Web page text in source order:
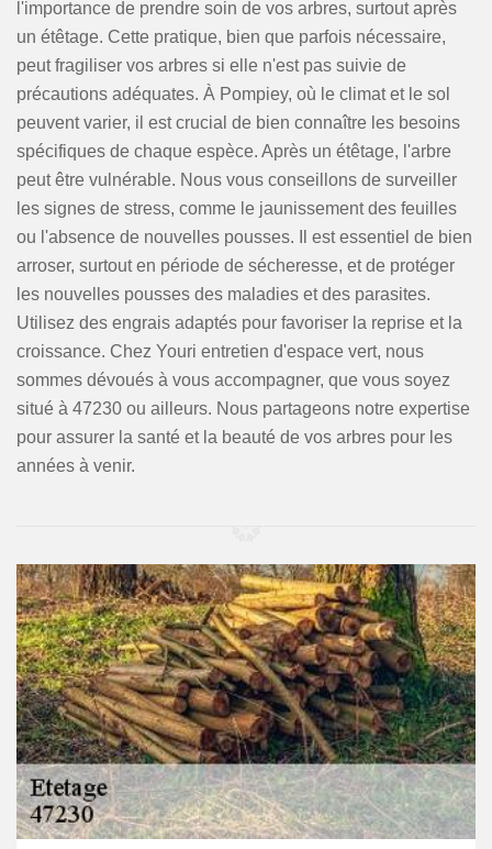
l'importance de prendre soin de vos arbres, surtout après
un étêtage. Cette pratique, bien que parfois nécessaire,
peut fragiliser vos arbres si elle n'est pas suivie de
précautions adéquates. À Pompiey, où le climat et le sol
peuvent varier, il est crucial de bien connaître les besoins
spécifiques de chaque espèce. Après un étêtage, l'arbre
peut être vulnérable. Nous vous conseillons de surveiller
les signes de stress, comme le jaunissement des feuilles
ou l'absence de nouvelles pousses. Il est essentiel de bien
arroser, surtout en période de sécheresse, et de protéger
les nouvelles pousses des maladies et des parasites.
Utilisez des engrais adaptés pour favoriser la reprise et la
croissance. Chez Youri entretien d'espace vert, nous
sommes dévoués à vous accompagner, que vous soyez
situé à 47230 ou ailleurs. Nous partageons notre expertise
pour assurer la santé et la beauté de vos arbres pour les
années à venir.